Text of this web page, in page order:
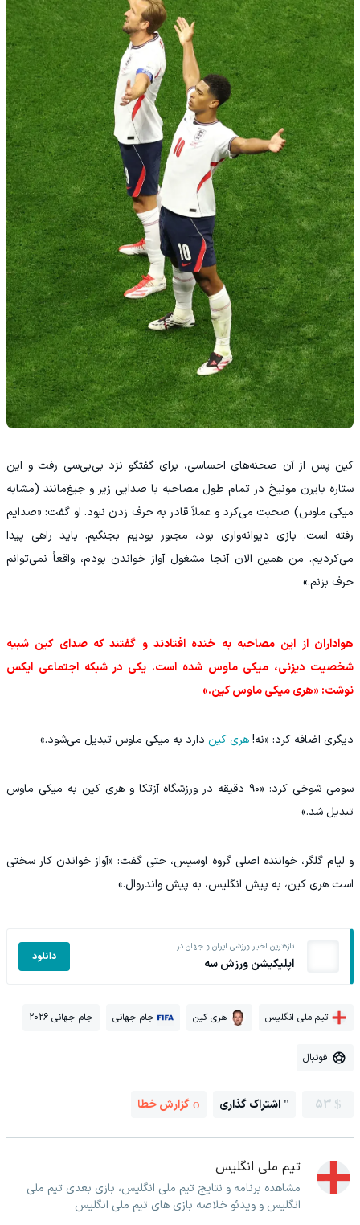
کین پس از آن صحنه‌های احساسی، برای گفتگو نزد بی‌بی‌سی رفت و این
ستاره بایرن مونیخ در تمام طول مصاحبه با صدایی زیر و جیغ‌مانند (مشابه
میکی ماوس) صحبت می‌کرد و عملاً قادر به حرف زدن نبود. او گفت: «صدایم
رفته است. بازی دیوانه‌واری بود، مجبور بودیم بجنگیم. باید راهی پیدا
می‌کردیم. من همین الان آنجا مشغول آواز خواندن بودم، واقعاً نمی‌توانم
حرف بزنم.»
هواداران از این مصاحبه به خنده افتادند و گفتند که صدای کین شبیه
شخصیت دیزنی، میکی ماوس شده است. یکی در شبکه اجتماعی ایکس
نوشت: «هری میکی ماوس کین.»
دیگری اضافه کرد: «نه!هری کین دارد به میکی ماوس تبدیل می‌شود.»
سومی شوخی کرد: «۹۰ دقیقه در ورزشگاه آزتکا و هری کین به میکی ماوس
تبدیل شد.»
و لیام گلگر، خواننده اصلی گروه اوسیس، حتی گفت: «آواز خواندن کار سختی
است هری کین، به پیش انگلیس، به پیش واندر‌وال.»
تازه‌ترین اخبار ورزشی ایران و جهان در
اپلیکیشن ورزش سه دانلود
تیم ملی انگلیس هری کین جام جهانی جام جهانی 2026
فوتبال
53 اشتراک گذاری گزارش خطا
تیم ملی انگلیس
مشاهده برنامه و نتایج تیم ملی انگلیس، بازی بعدی تیم ملی
انگلیس و ویدئو خلاصه بازی های تیم ملی انگلیس